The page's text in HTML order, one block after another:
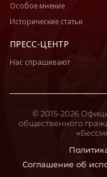
Особое мнение
Исторические статьи
ПРЕСС-ЦЕНТР
Нас спрашивают
Соглашение об
© 2015-2026
общественного